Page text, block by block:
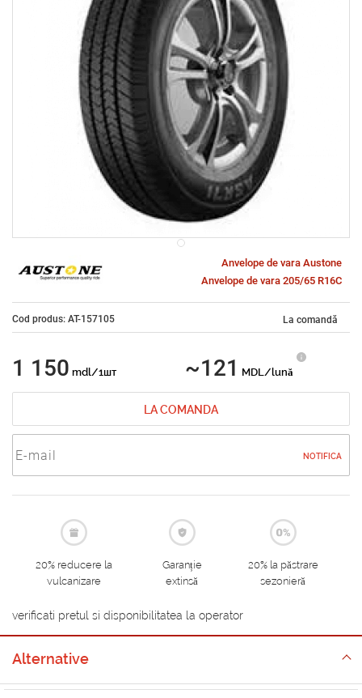
Anvelope de vara Austone
Anvelope de vara 205/65 R16C
Cod produs: AT-157105 La comandă
1 150 mdl/1шт ~121 MDL/lună
LA COMANDA
NOTIFICA
20% reducere la
vulcanizare
Garanție
extinsă
20% la păstrare
sezonieră
verificati pretul si disponibilitatea la operator
Alternative